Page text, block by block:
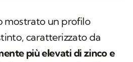
mostrato un profilo
caratterizzato da
più elevati di zinco e